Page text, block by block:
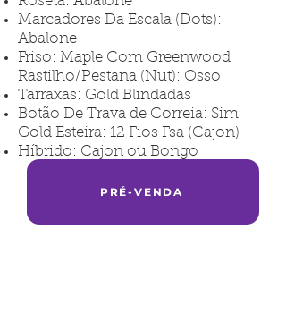
Marcadores Da Escala (Dots):
Abalone
Friso: Maple Com Greenwood
Rastilho/Pestana (Nut): Osso
Tarraxas: Gold Blindadas
Botão De Trava de Correia: Sim
Gold Esteira: 12 Fios Fsa (Cajon)
Híbrido: Cajon ou Bongo
PRÉ-VENDA